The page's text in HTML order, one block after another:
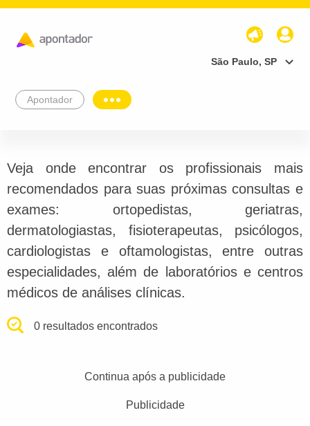
São Paulo, SP
Apontador
Veja onde encontrar os profissionais mais
recomendados para suas próximas consultas e
exames: ortopedistas, geriatras,
dermatologiastas, fisioterapeutas, psicólogos,
cardiologistas e oftamologistas, entre outras
especialidades, além de laboratórios e centros
médicos de análises clínicas.
0 resultados encontrados
Continua após a publicidade
Publicidade